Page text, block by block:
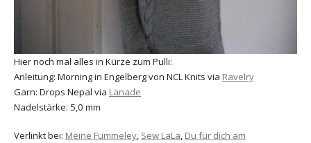
Hier noch mal alles in Kürze zum Pulli:
Anleitung: Morning in Engelberg von NCL Knits via Ravelry
Garn: Drops Nepal via Lanade
Nadelstärke: 5,0 mm
Verlinkt bei: Meine Fummeley, Sew LaLa, Du für dich am